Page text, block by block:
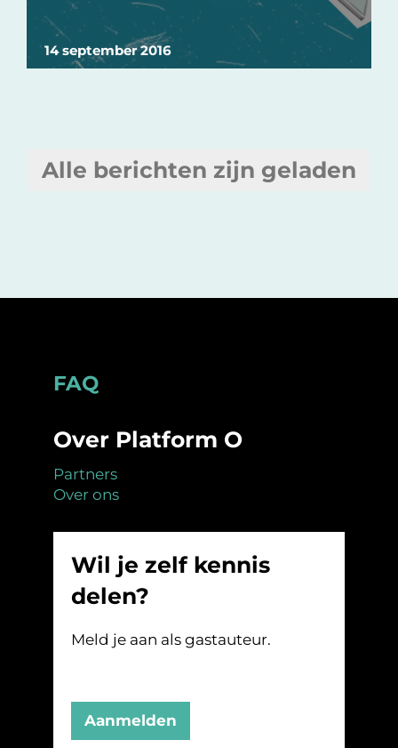
14 september 2016
Alle berichten zijn geladen
Footer
FAQ
Over Platform O
Partners
Over ons
Wil je zelf kennis
delen?
Meld je aan als gastauteur.
Aanmelden